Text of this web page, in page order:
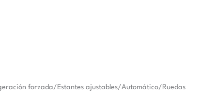
forzada/Estantes ajustables/Automático/Ruedas